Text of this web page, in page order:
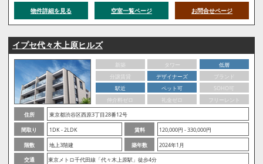
物件詳細を見る 空室一覧ページ お問合せページ
イプセ代々木上原ヒルズ
新築 タワー
低層
分譲賃貸
デザイナーズ
ブランド
駅近
ペット可
SOHO可
仲介料ゼロ
礼金ゼロ
フリーレント
住所
東京都渋谷区西原3丁目28番12号
間取り
1DK - 2LDK 賃料
120,000円 - 330,000円
階数
地上3階建 築年数
2024年1月
交通
東京メトロ千代田線「代々木上原駅」徒歩4分